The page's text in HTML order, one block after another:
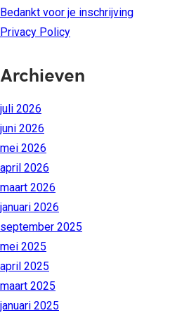
Bedankt voor je inschrijving
Privacy Policy
Archieven
juli 2026
juni 2026
mei 2026
april 2026
maart 2026
januari 2026
september 2025
mei 2025
april 2025
maart 2025
januari 2025